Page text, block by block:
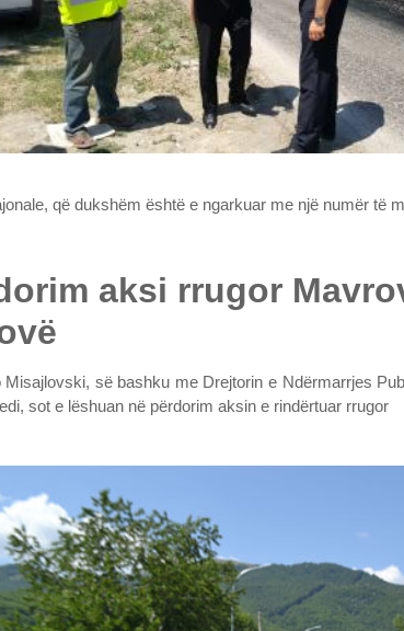
që dukshëm është e ngarkuar me një numër të
aksi rrugor
së bashku me Drejtorin e Ndërmarrjes
sot e lëshuan në përdorim aksin e rindërtuar rrugor